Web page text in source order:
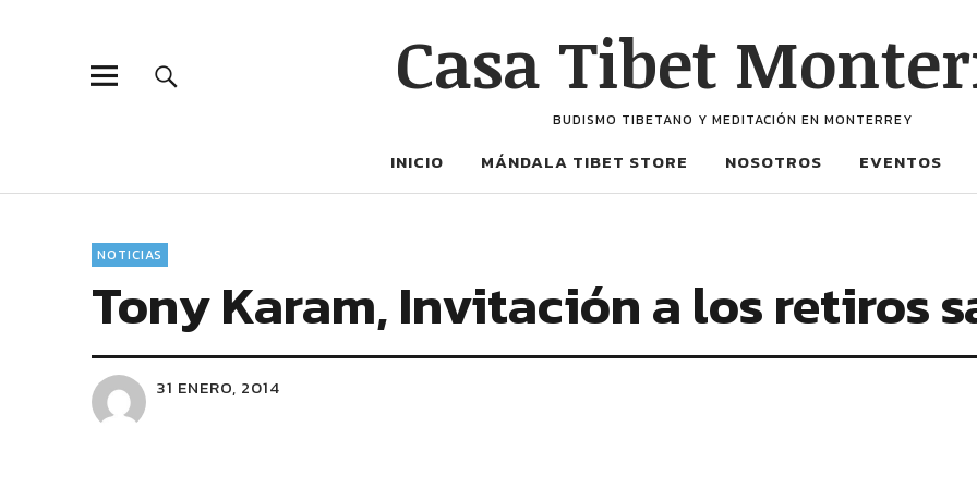
Casa Tibet
BUDISMO TIBETANO Y MEDITACIÓN EN MONTERREY
INICIO MÁNDALA TIBET STORE NOSOTROS EVENTOS
NOTICIAS
Tony Karam, Invitación a los retiros
31 ENERO, 2014